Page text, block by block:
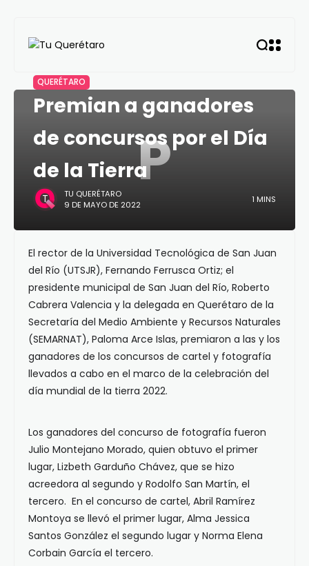
P
QUERÉTARO
Premian a ganadores
de concursos por el Día
de la Tierra
TU QUERÉTARO
9 DE MAYO DE 2022
1 MINS
El rector de la Universidad Tecnológica de San Juan
del Río (UTSJR), Fernando Ferrusca Ortiz; el
presidente municipal de San Juan del Río, Roberto
Cabrera Valencia y la delegada en Querétaro de la
Secretaría del Medio Ambiente y Recursos Naturales
(SEMARNAT), Paloma Arce Islas, premiaron a las y los
ganadores de los concursos de cartel y fotografía
llevados a cabo en el marco de la celebración del
día mundial de la tierra 2022.
Los ganadores del concurso de fotografía fueron
Julio Montejano Morado, quien obtuvo el primer
lugar, Lizbeth Garduño Chávez, que se hizo
acreedora al segundo y Rodolfo San Martín, el
tercero. En el concurso de cartel, Abril Ramírez
Montoya se llevó el primer lugar, Alma Jessica
Santos González el segundo lugar y Norma Elena
Corbain García el tercero.